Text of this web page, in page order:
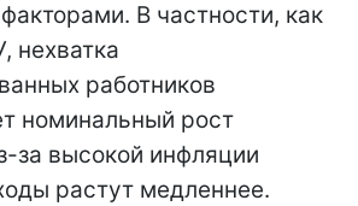
В частности, как
нехватка
работников
номинальный рост
за высокой инфляции
растут медленнее.